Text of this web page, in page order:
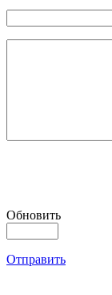
Обновить
Отправить